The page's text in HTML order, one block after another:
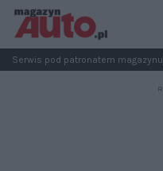
Serwis pod patronatem magazynu